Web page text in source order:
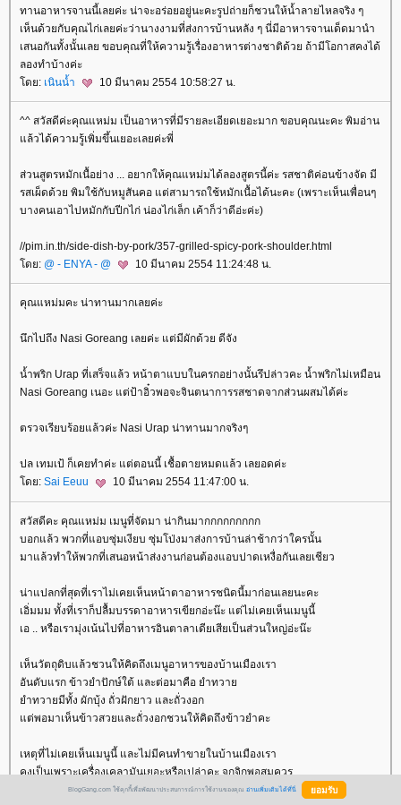
ทานอาหารจานนี้เลยค่ะ น่าจะอร่อยอยู่นะคะรูปถ่ายก็ชวนให้น้ำลายไหลจริง ๆ
เห็นด้วยกับคุณไก่เลยค่ะว่านางงามที่ส่งการบ้านหลัง ๆ นี่มีอาหารจานเด็ดมานำ
เสนอกันทั้งนั้นเลย ขอบคุณที่ให้ความรู้เรื่องอาหารต่างชาติด้วย ถ้ามีโอกาสคงได้
ลองทำบ้างค่ะ
ดย: เนินน้ำ 10 มีนาคม 2554 10:58:27 น.
^^ สวัสดีค่ะคุณแหม่ม เป็นอาหารที่มีรายละเอียดเยอะมาก ขอบคุณนะคะ พิมอ่าน
ล้วได้ความรู้เพิ่มขึ้นเยอะเลยค่ะพี่
ส่วนสูตรหมักเนื้อย่าง ... อยากให้คุณแหม่มได้ลองสูตรนี้ค่ะ รสชาติค่อนข้างจัด มี
รสเผ็ดด้วย พิมใช้กับหมูสันคอ แต่สามารถใช้หมักเนื้อได้นะคะ (เพราะเห็นเพื่อนๆ
บางคนเอาไปหมักกับปีกไก่ น่องไก่เล็ก เค้าก็ว่าดีอ่ะค่ะ)
//pim.in.th/side-dish-by-pork/357-grilled-spicy-pork-shoulder.html
ดย: @ - ENYA - @ 10 มีนาคม 2554 11:24:48 น.
คุณแหม่มคะ น่าทานมากเลยค่ะ
นึกไปถึง Nasi Goreang เลยค่ะ แต่มีผักด้วย ดีจัง
น้ำพริก Urap ที่เสร็จแล้ว หน้าตาแบบในครกอย่างนั้นรึปล่าวคะ น้ำพริกไม่เหมือน
Nasi Goreang เนอะ แต่ป้าอิ๋วพอจะจินตนาการรสชาดจากส่วนผสมได้ค่ะ
ตรวจเรียบร้อยแล้วค่ะ Nasi Urap น่าทานมากจริงๆ
ปล เทมเป้ ก็เคยทำค่ะ แต่ตอนนี้ เชื้อตายหมดแล้ว เลยอดค่ะ
ดย: Sai Eeuu 10 มีนาคม 2554 11:47:00 น.
สวัสดีคะ คุณแหม่ม เมนูที่จัดมา น่ากินมากกกกกกกกก
บอกแล้ว พวกที่แอบซุ่มเงียบ ซุ่มโป่งมาส่งการบ้านล่าช้ากว่าใครนั้น
มาแล้วทำให้พวกที่เสนอหน้าส่งงานก่อนต้องแอบปาดเหงื่อกันเลยเชียว
น่าแปลกที่สุดที่เราไม่เคยเห็นหน้าตาอาหารชนิดนี้มาก่อนเลยนะคะ
เอิ่มมม ทั้งที่เราก็ปลื้มบรรดาอาหารเขียกอ่ะน๊ะ แต่ไม่เคยเห็นเมนูนี้
เอ .. หรือเรามุ่งเน้นไปที่อาหารอินตาลาเดียเสียเป็นส่วนใหญ่อ่ะน๊ะ
เห็นวัตถุดิบแล้วชวนให้คิดถึงเมนูอาหารของบ้านเมืองเรา
อันดับแรก ข้าวยำปักษ์ใต้ และต่อมาคือ ยำทวา
ำทวายมีทั้ง ผักบุ้ง ถั่วฝักยาว และถั่วงอก
ต่พอมาเห็นข้าวสวยและถั่วงอกชวนให้คิดถึงข้าวยำคะ
เหตุที่ไม่เคยเห็นเมนูนี้ และไม่มีคนทำขายในบ้านเมืองเรา
คงเป็นเพราะเครื่องเคลามันเยอะหรือเปล่าคะ จุกจิกพอสมควร
ต่ทำเสร็จแล้ว รสชาติอร่อยสมกับการที่ต้องเสียเวลาตระเตียมบรรดา
BlogGang.com ใช้คุกกี้เพื่อพัฒนาประสบการณ์การใช้งานของคุณ อ่านเพิ่มเติมได้ที่นี่